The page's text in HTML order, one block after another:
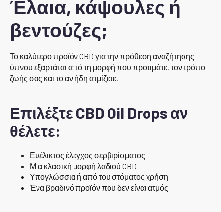
Έλαια, κάψουλες ή
βεντούζες;
Το καλύτερο προϊόν CBD για την πρόθεση αναζήτησης
ύπνου εξαρτάται από τη μορφή που προτιμάτε, τον τρόπο
ζωής σας και το αν ήδη ατμίζετε.
Επιλέξτε CBD Oil Drops αν
θέλετε:
Ευέλικτος έλεγχος σερβιρίσματος
Μια κλασική μορφή λαδιού CBD
Υπογλώσσια ή από του στόματος χρήση
Ένα βραδινό προϊόν που δεν είναι ατμός